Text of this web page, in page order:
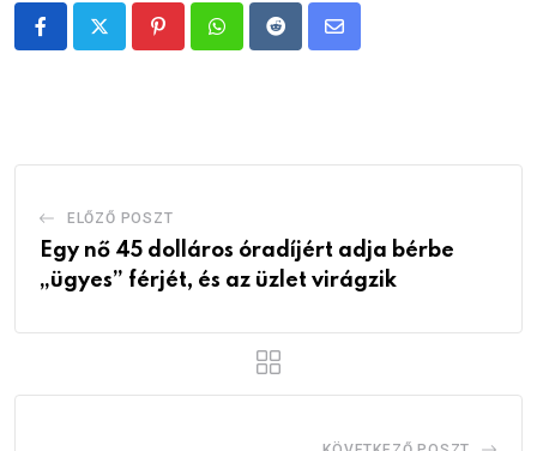
PinterestWhatsappRedditShare
ELŐZŐ POSZT
Egy nő 45 dolláros óradíjért adja bérbe
„ügyes” férjét, és az üzlet virágzik